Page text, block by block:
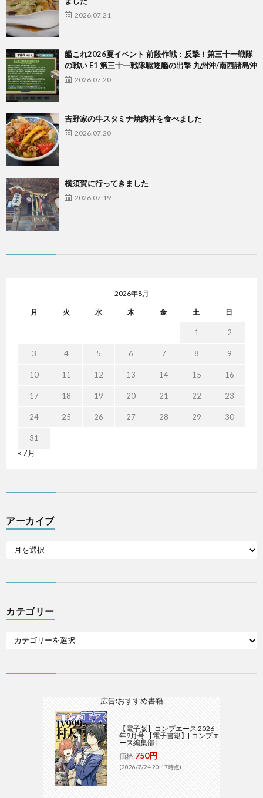
2026.07.21
艦これ2026夏イベント 前段作戦：反撃！第三十一戦隊
の戦い E1 第三十一戦隊駆逐艦の出撃 九州沖/南西諸島沖
2026.07.20
吉野家の牛スタミナ焼肉丼を食べました
2026.07.20
横須賀に行ってきました
2026.07.19
2026年8月
月 火 水 木 金 土 日
1 2
3 4 5 6 7 8 9
10 11 12 13 14 15 16
17 18 19 20 21 22 23
24 25 26 27 28 29 30
31
« 7月
アーカイブ
カテゴリー
広告:おすすめ書籍
【電子版】コンプエース 2026
年9月号 【電子書籍】[ コンプエ
ース編集部 ]
価格:750円
(2026/7/24 20:17時点)